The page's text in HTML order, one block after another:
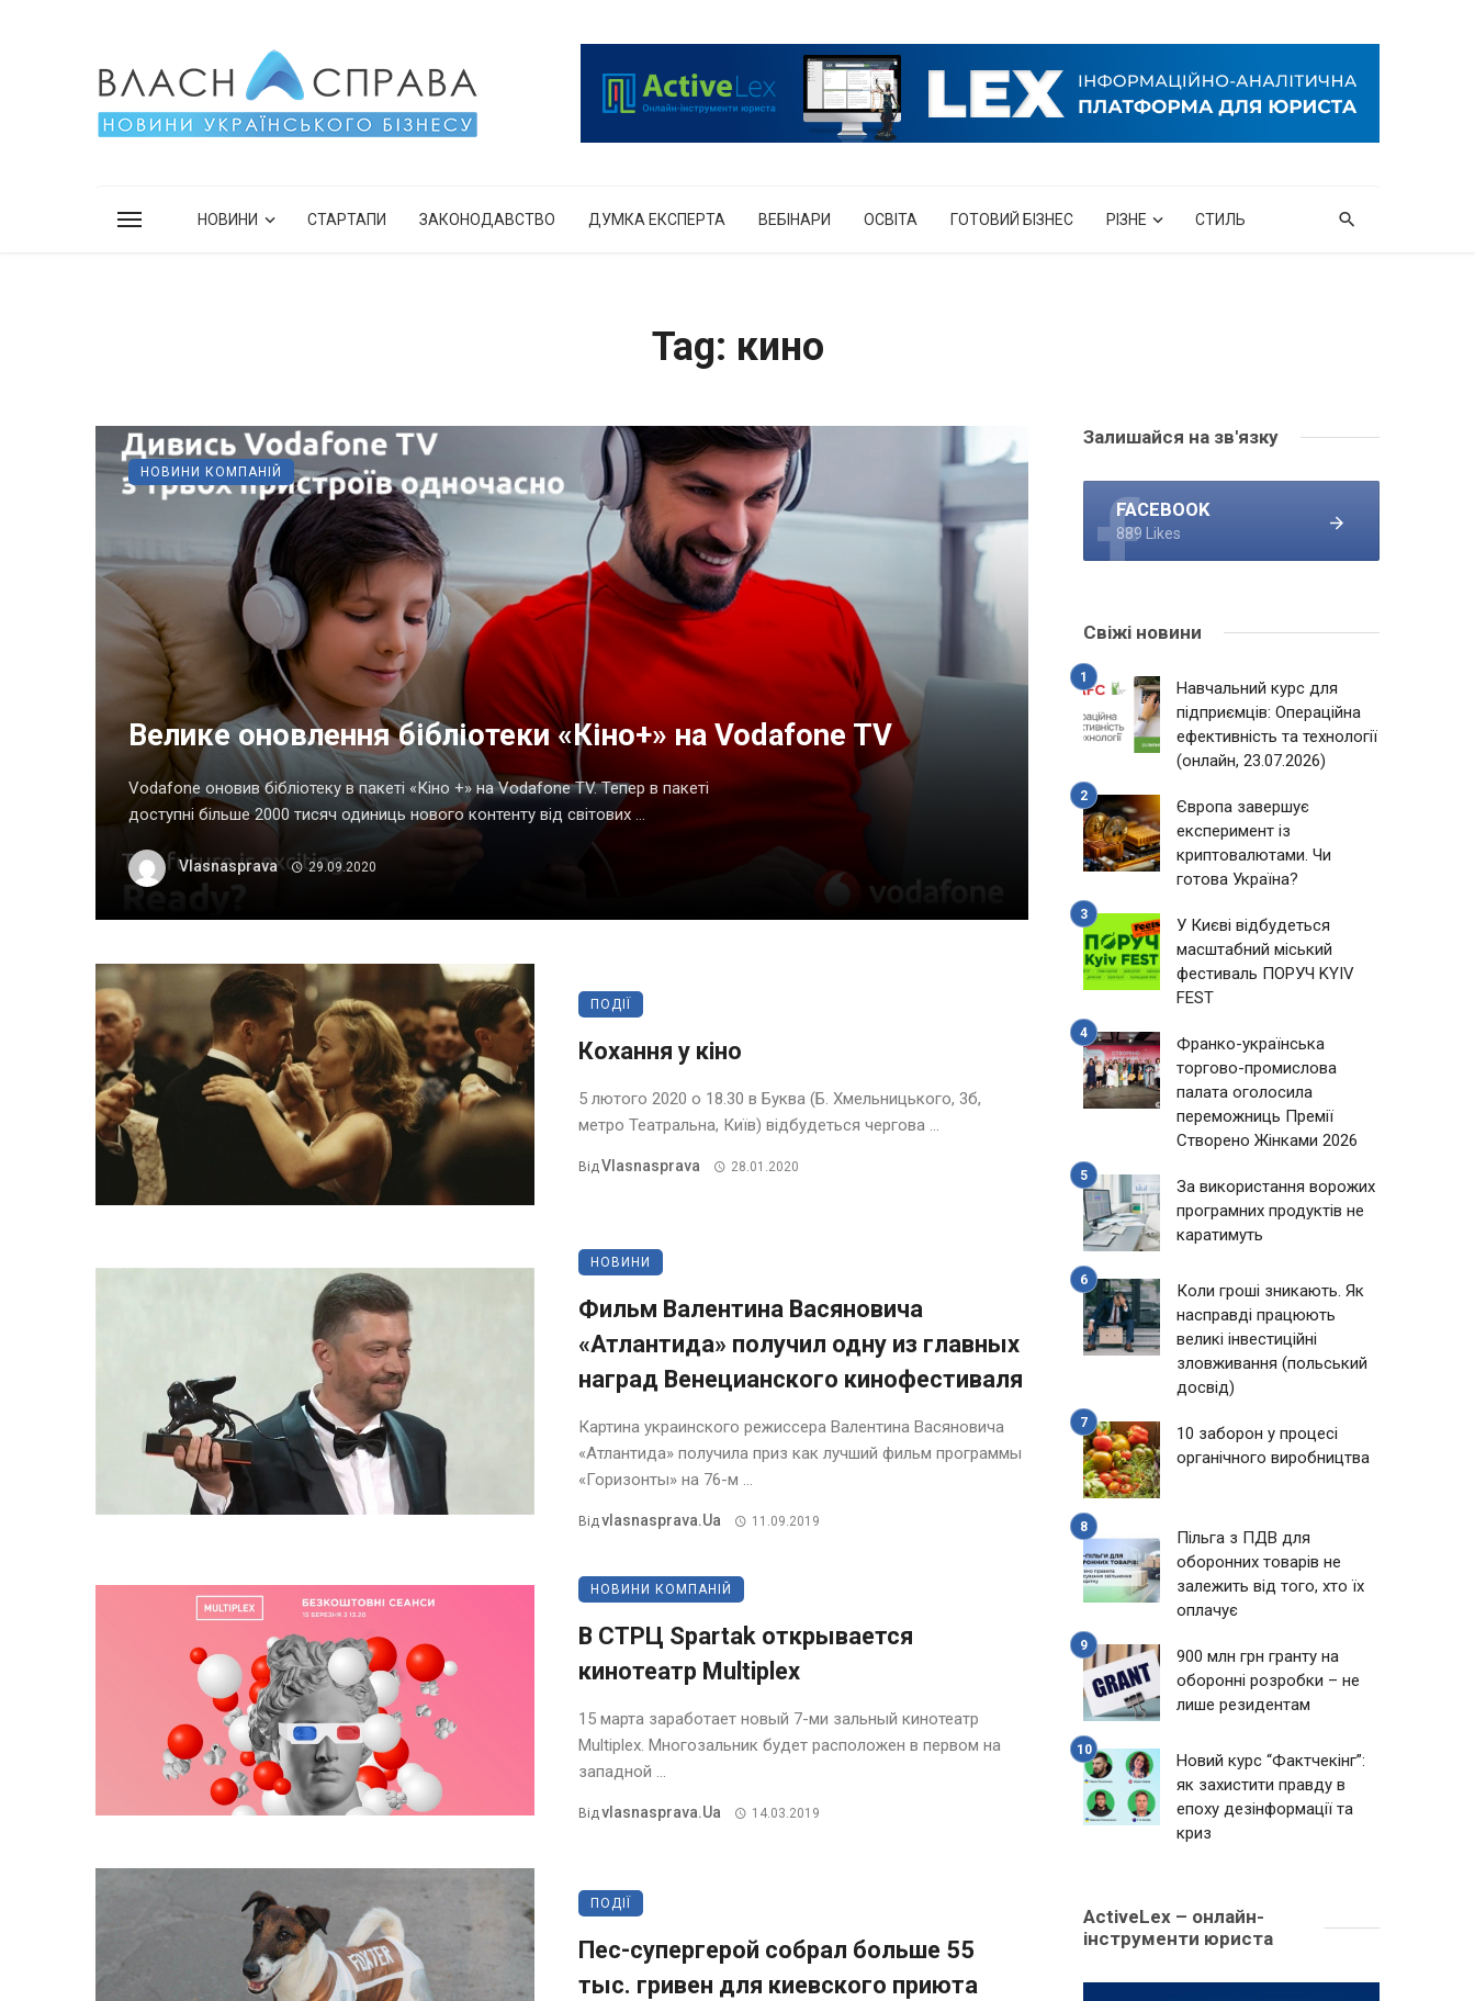
НОВИНИ СТАРТАПИ ЗАКОНОДАВСТВО ДУМКА ЕКСПЕРТА ВЕБІНАРИ ОСВІТА ГОТОВИЙ БІЗНЕС РІЗНЕ СТИЛЬ
Tag: кино
Велике оновлення бібліотеки «Кіно+» на Vodafone TV
Vodafone оновив бібліотеку в пакеті «Кіно +» на Vodafone TV. Тепер в пакеті
доступні більше 2000 тисяч одиниць нового контенту від світових ...
Vlasnasprava 29.09.2020
НОВИНИ КОМПАНІЙ
ПОДІЇ
Кохання у кіно
5 лютого 2020 о 18.30 в Буква (Б. Хмельницького, 3б,
метро Театральна, Київ) відбудеться чергова ...
ВідVlasnasprava 28.01.2020
НОВИНИ
Фильм Валентина Васяновича
«Атлантида» получил одну из главных
наград Венецианского кинофестиваля
Картина украинского режиссера Валентина Васяновича
«Атлантида» получила приз как лучший фильм программы
«Горизонты» на 76-м ...
ВідVlasnasprava.ua 11.09.2019
НОВИНИ КОМПАНІЙ
В СТРЦ Spartak открывается
кинотеатр Multiplex
15 марта заработает новый 7-ми зальный кинотеатр
Multiplex. Многозальник будет расположен в первом на
западной ...
ВідVlasnasprava.ua 14.03.2019
ПОДІЇ
Пес-супергерой собрал больше 55
тыс. гривен для киевского приюта
Залишайся на зв'язку
FACEBOOK
889 Likes
Свіжі новини
Навчальний курс для
підприємців: Операційна
ефективність та технології
(онлайн, 23.07.2026)
Європа завершує
експеримент із
криптовалютами. Чи
готова Україна?
У Києві відбудеться
масштабний міський
фестиваль ПОРУЧ KYIV
FEST
Франко-українська
торгово-промислова
палата оголосила
переможниць Премії
Створено Жінками 2026
За використання ворожих
програмних продуктів не
каратимуть
Коли гроші зникають. Як
насправді працюють
великі інвестиційні
зловживання (польський
досвід)
10 заборон у процесі
органічного виробництва
Пільга з ПДВ для
оборонних товарів не
залежить від того, хто їх
оплачує
900 млн грн гранту на
оборонні розробки – не
лише резидентам
Новий курс “Фактчекінг”:
як захистити правду в
епоху дезінформації та
криз
ActiveLex – онлайн-
інструменти юриста